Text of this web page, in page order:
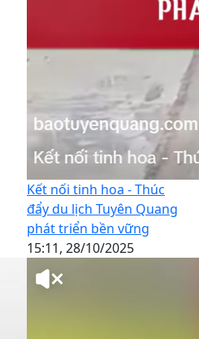
Kết nối tinh hoa - Thúc
đẩy du lịch Tuyên Quang
phát triển bền vững
15:11, 28/10/2025